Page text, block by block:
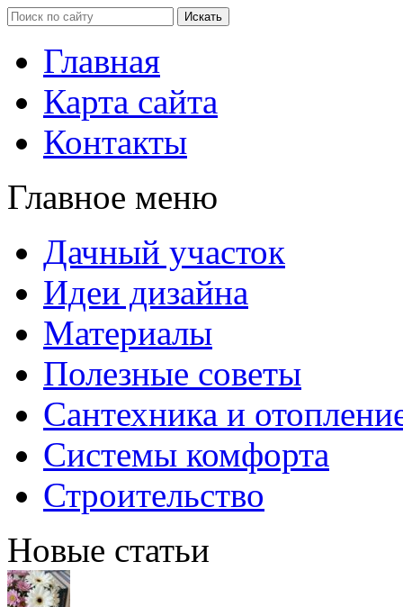
Главная
Карта сайта
Контакты
Главное меню
Дачный участок
Идеи дизайна
Материалы
Полезные советы
Сантехника и
Системы комфорта
Строительство
Новые статьи